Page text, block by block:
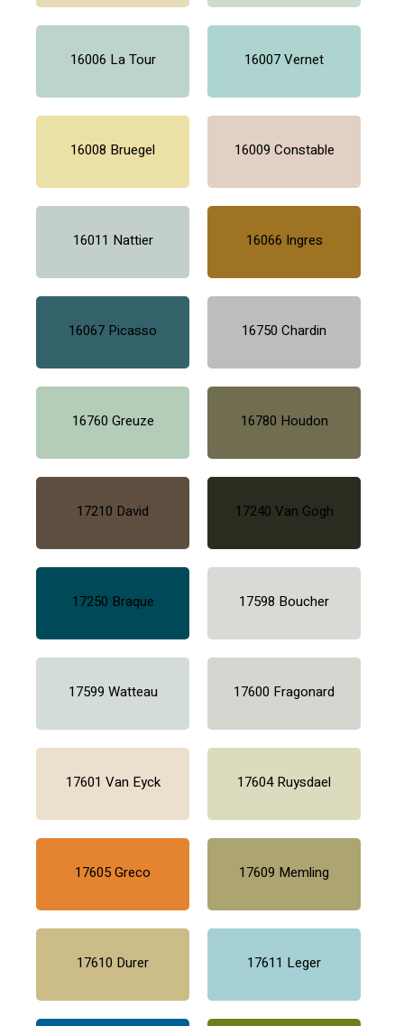
16006 La Tour 16007 Vernet
16008 Bruegel 16009 Constable
16011 Nattier 16066 Ingres
16067 Picasso 16750 Chardin
16760 Greuze 16780 Houdon
17210 David 17240 Van Gogh
17250 Braque 17598 Boucher
17599 Watteau 17600 Fragonard
17601 Van Eyck 17604 Ruysdael
17605 Greco 17609 Memling
17610 Durer 17611 Leger